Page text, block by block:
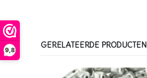
9,8 GERELATEERDE PRODUCTEN